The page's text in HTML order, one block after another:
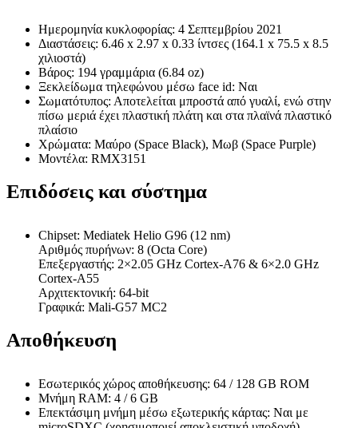
Ημερομηνία κυκλοφορίας: 4 Σεπτεμβρίου 2021
Διαστάσεις: 6.46 x 2.97 x 0.33 ίντσες (164.1 x 75.5 x 8.5
χιλιοστά)
Βάρος: 194 γραμμάρια (6.84 oz)
Ξεκλείδωμα τηλεφώνου μέσω face id: Ναι
Σωματότυπος: Αποτελείται μπροστά από γυαλί, ενώ στην
πίσω μεριά έχει πλαστική πλάτη και στα πλαϊνά πλαστικό
πλαίσιο
Χρώματα: Μαύρο (Space Black), Μωβ (Space Purple)
Μοντέλα: RMX3151
Επιδόσεις και σύστημα
Chipset: Mediatek Helio G96 (12 nm)
Αριθμός πυρήνων: 8 (Octa Core)
Επεξεργαστής: 2×2.05 GHz Cortex-A76 & 6×2.0 GHz
Cortex-A55
Αρχιτεκτονική: 64-bit
Γραφικά: Mali-G57 MC2
Αποθήκευση
Εσωτερικός χώρος αποθήκευσης: 64 / 128 GB ROM
Μνήμη RAM: 4 / 6 GB
Επεκτάσιμη μνήμη μέσω εξωτερικής κάρτας: Ναι με